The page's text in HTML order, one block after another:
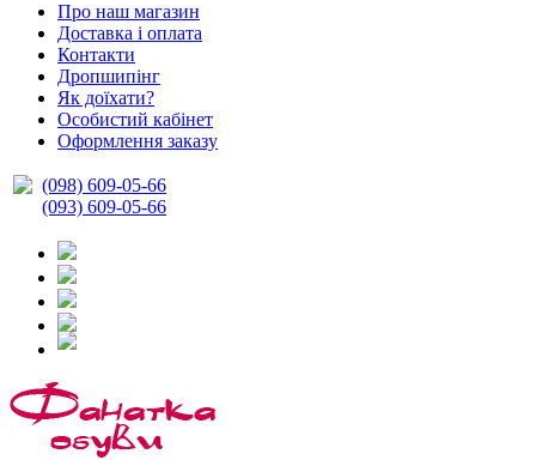
Про наш магазин
Доставка і оплата
Контакти
Дропшипінг
Як доїхати?
Особистий кабінет
Оформлення заказу
(098) 609-05-66
(093) 609-05-66